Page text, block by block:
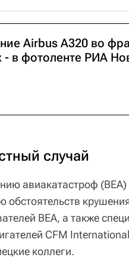
Airbus A320 во
- в фотоленте РИА
случай
авиакатастроф (ВЕА)
обстоятельств
ВЕА, а также
CFM
коллеги.